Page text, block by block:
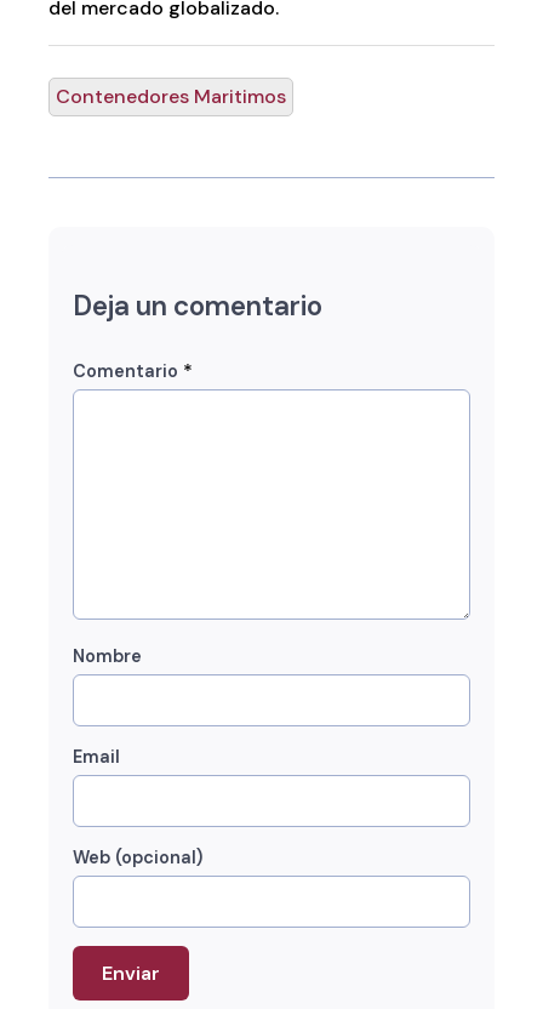
del mercado globalizado.
Contenedores Maritimos
Deja un comentario
Comentario *
Nombre
Email
Web (opcional)